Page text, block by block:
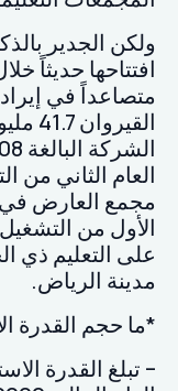
ولكن الجدير
افتتاحها حديثاً
متصاعداً في
العام الثاني من
الأول من
على التعليم ذي
مدينة الرياض.
*ما حجم القدرة
– تبلغ القدرة